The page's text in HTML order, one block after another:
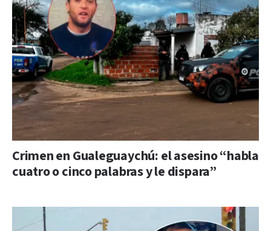
Crimen en Gualeguaychú: el asesino “habla
cuatro o cinco palabras y le dispara”